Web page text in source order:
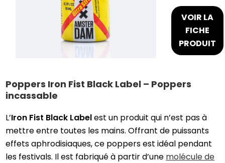
VOIR LA
FICHE
PRODUIT
Poppers Iron Fist Black Label – Poppers
incassable
L’Iron Fist Black Labelest un produit qui n’est pas à
mettre entre toutes les mains. Offrant de puissants
effets aphrodisiaques, ce poppers est idéal pendant
les festivals. Il est fabriqué à partir d’une molécule de